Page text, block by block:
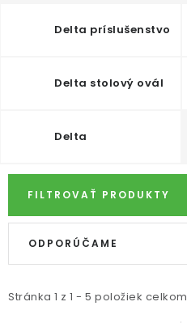
ODBORNÉ ČLÁNKY
MACHOVÉ STENY
INTERIÉROVÉ DEKORÁCIE
BLOG
AKCIA
Delta príslušenstvo
Delta stolový ovál
Delta
FILTROVAŤ PRODUKTY
V
i
Stránka 1 z 1 - 5 položiek celkom
R
e
ODPORÚČAME